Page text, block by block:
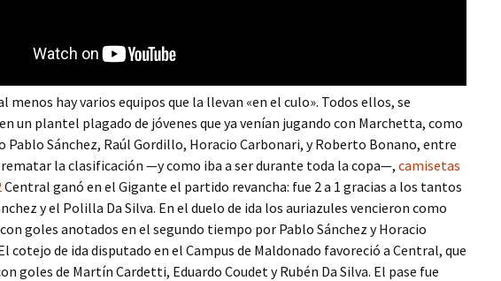
menos hay varios equipos que la llevan «en el culo». Todos ellos, se
un plantel plagado de jóvenes que ya venían jugando con Marchetta, como
Pablo Sánchez, Raúl Gordillo, Horacio Carbonari, y Roberto Bonano, entre
la clasificación —y como iba a ser durante toda la copa—, camisetas
Central ganó en el Gigante el partido revancha: fue 2 a 1 gracias a los tantos
y el Polilla Da Silva. En el duelo de ida los auriazules vencieron como
goles anotados en el segundo tiempo por Pablo Sánchez y Horacio
cotejo de ida disputado en el Campus de Maldonado favoreció a Central, que
goles de Martín Cardetti, Eduardo Coudet y Rubén Da Silva. El pase fue